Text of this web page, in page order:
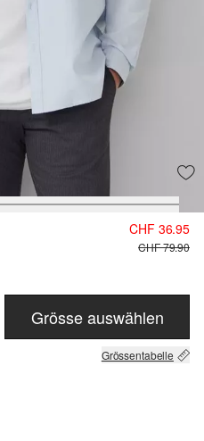
CHF 36.95
CHF 79.90
Grösse auswählen
Grössentabelle